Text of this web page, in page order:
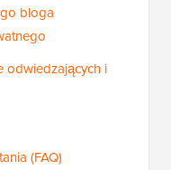
bloga
odwiedzających i
(FAQ)